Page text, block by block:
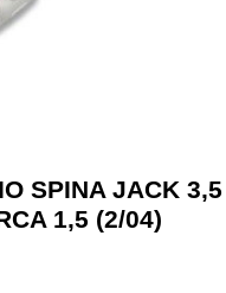
SPINA JACK 3,5
1,5 (2/04)